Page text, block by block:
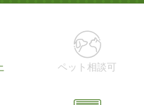
ペット相談可